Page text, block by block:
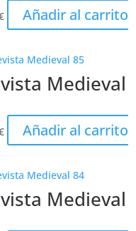
Añadir al carrito
Medieval
Añadir al carrito
Medieval